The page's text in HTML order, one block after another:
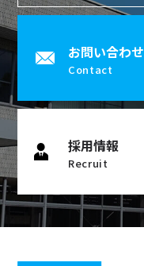
お問い合わせ
Contact
採用情報
Recruit